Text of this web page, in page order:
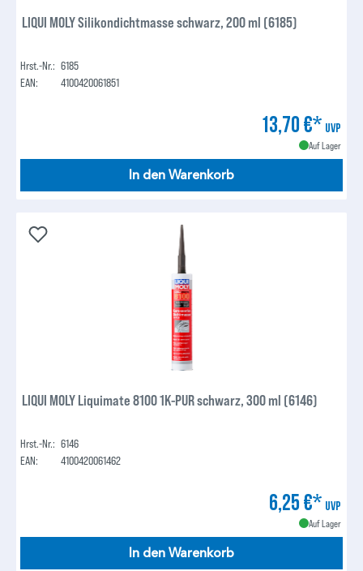
LIQUI MOLY Silikondichtmasse schwarz, 200 ml (6185)
Hrst.-Nr.: 6185
EAN:
4100420061851
13,70 €* UVP
Auf Lager
In den Warenkorb
LIQUI MOLY Liquimate 8100 1K-PUR schwarz, 300 ml (6146)
Hrst.-Nr.: 6146
EAN:
4100420061462
6,25 €* UVP
Auf Lager
In den Warenkorb